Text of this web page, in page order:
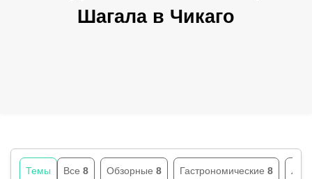
Шагала в Чикаго
Темы Все 8 Обзорные 8 Гастрономические 8